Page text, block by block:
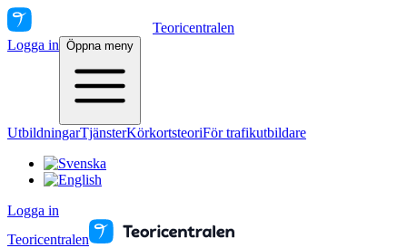
Teoricentralen
Logga in Öppna meny
UtbildningarTjänsterKörkortsteoriFör trafikutbildare
Logga in
Teoricentralen